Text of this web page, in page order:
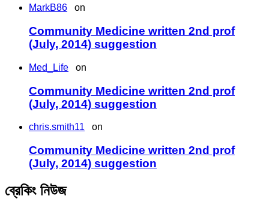
MarkB86 on
Community Medicine written 2nd prof
(July, 2014) suggestion
Med_Life on
Community Medicine written 2nd prof
(July, 2014) suggestion
chris.smith11 on
Community Medicine written 2nd prof
(July, 2014) suggestion
ব্রেকিং নিউজ